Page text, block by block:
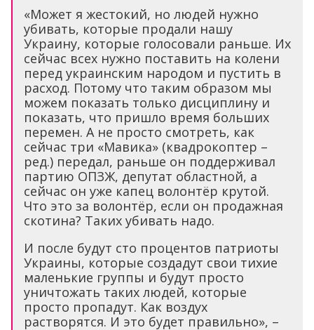
«Может я жестокий, но людей нужно
убивать, которые продали нашу
Украину, которые голосовали раньше. Их
сейчас всех нужно поставить на колени
перед украинским народом и пустить в
расход. Потому что таким образом мы
можем показать только дисциплину и
показать, что пришло время больших
перемен. А не просто смотреть, как
сейчас три «Мавика» (квадрокоптер –
ред.) передал, раньше он поддерживал
партию ОПЗЖ, депутат областной, а
сейчас он уже капец волонтёр крутой.
Что это за волонтёр, если он продажная
скотина? Таких убивать надо.
И после будут сто процентов патриоты
Украины, которые создадут свои тихие
маленькие группы и будут просто
уничтожать таких людей, которые
просто пропадут. Как воздух
растворятся. И это будет правильно», –